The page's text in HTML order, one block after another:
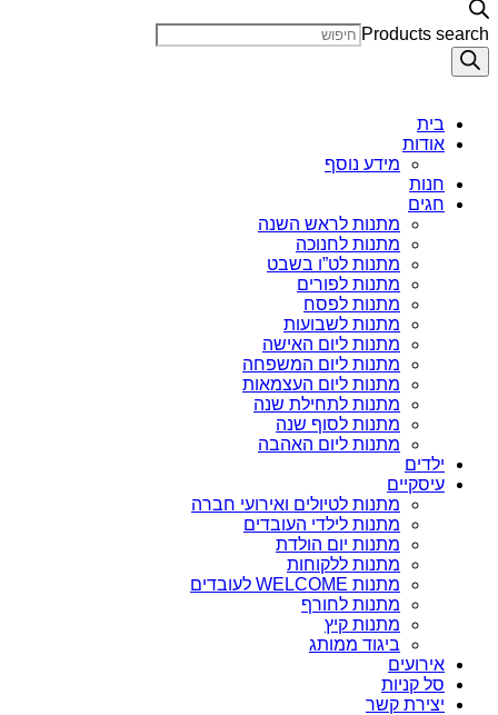
Products search
בית
אודות
מידע נוסף
חנות
חגים
מתנות לראש השנה
מתנות לחנוכה
מתנות לט”ו בשבט
מתנות לפורים
מתנות לפסח
מתנות לשבועות
מתנות ליום האישה
מתנות ליום המשפחה
מתנות ליום העצמאות
מתנות לתחילת שנה
מתנות לסוף שנה
מתנות ליום האהבה
ילדים
עיסקיים
מתנות לטיולים ואירועי חברה
מתנות לילדי העובדים
מתנות יום הולדת
מתנות ללקוחות
מתנות WELCOME לעובדים
מתנות לחורף
מתנות קיץ
ביגוד ממותג
אירועים
סל קניות
יצירת קשר